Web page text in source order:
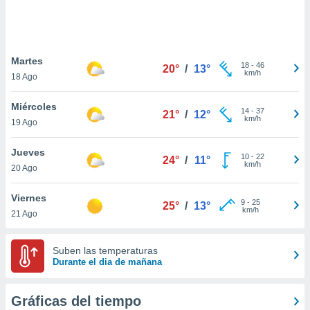
únicos
similares
como
sitio
de
posible
traten tus
en
interés
Para
su
Martes
18 Ago
20° / 13° 18- 46
km/h
Miércoles
19 Ago
21° / 12° 14- 37
km/h
Jueves
20 Ago
24° / 11° 10- 22
km/h
Viernes
21 Ago
25° / 13° 9- 25
km/h
Suben las temperaturas
Durante el dia de mañana
Gráficas del tiempo